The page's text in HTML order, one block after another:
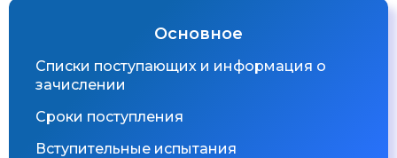
Основное
Списки поступающих и информация о
зачислении
Сроки поступления
Вступительные испытания